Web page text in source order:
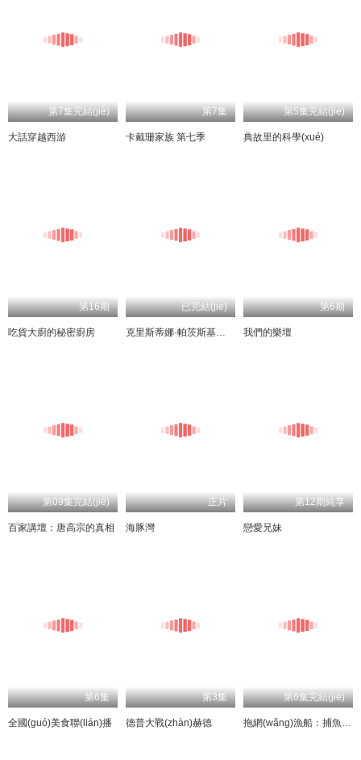
第7集完結(jié)
大話穿越西游
第7集
卡戴珊家族 第七季
第5集完結(jié)
典故里的科學(xué)
第16期
吃貨大廚的秘密廚房
已完結(jié)
克里斯蒂娜·帕茨斯基：媽媽基因
第6期
我們的樂壇
第09集完結(jié)
百家講壇：唐高宗的真相
正片
海豚灣
第12期純享
戀愛兄妹
第6集
全國(guó)美食聯(lián)播
第3集
德普大戰(zhàn)赫德
第6集完結(jié)
拖網(wǎng)漁船：捕魚日記 第一季